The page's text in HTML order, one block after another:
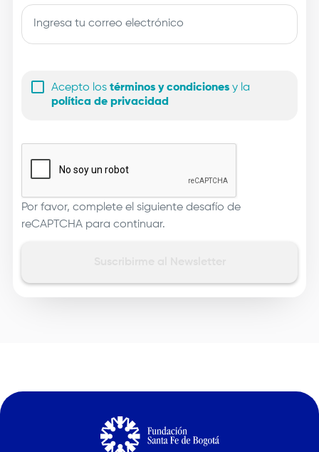
Acepto los términos y condiciones y la
política de privacidad
Por favor, complete el siguiente desafío de
reCAPTCHA para continuar.